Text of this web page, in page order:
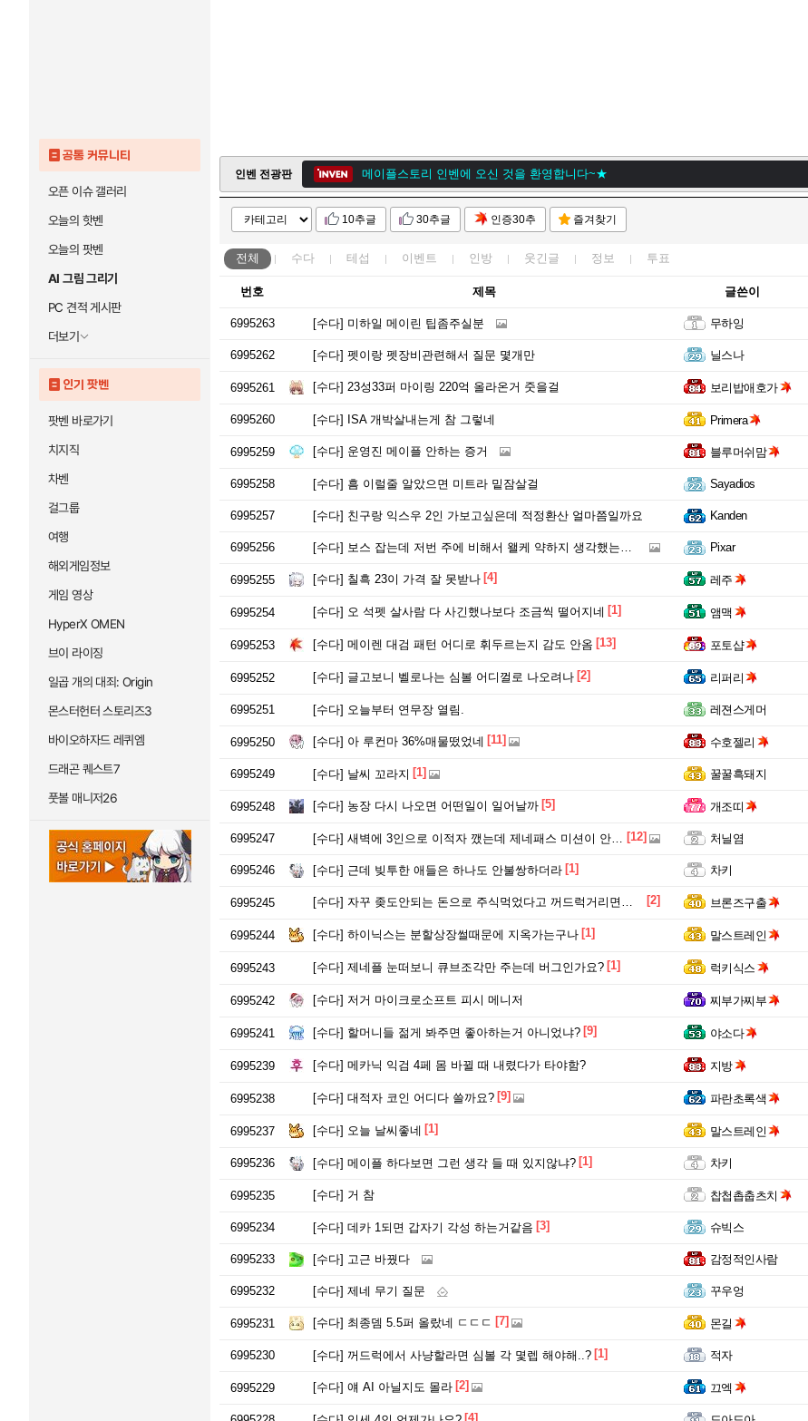
공통 커뮤니티
오픈 이슈 갤러리
오늘의 핫벤
오늘의 팟벤
AI 그림 그리기
PC 견적 게시판
더보기
인기 팟벤
팟벤 바로가기
치지직
차벤
걸그룹
여행
해외게임정보
게임 영상
HyperX OMEN
브이 라이징
일곱 개의 대죄: Origin
몬스터헌터 스토리즈3
바이오하자드 레퀴엠
드래곤 퀘스트7
풋볼 매니저26
인벤 전광판
메이플스토리 인벤에 오신 것을 환영합니다~★
메이플스토리 인벤에 오신 것을 환영합니다~★
10추글 30추글 인증30추 즐겨찾기
전체 수다 테섭 이벤트 인방 웃긴글 정보 투표
번호 제목 글쓴이
6995263 [수다] 미하일 메이린 팁좀주실분 무하잉
6995262 [수다] 펫이랑 펫장비관련해서 질문 몇개만 닐스나
6995261 [수다] 23성33퍼 마이링 220억 올라온거 줏을걸 보리밥애호가
6995260 [수다] ISA 개박살내는게 참 그렇네 Primera
6995259 [수다] 운영진 메이플 안하는 증거 블루머쉬맘
6995258 [수다] 흠 이럴줄 알았으면 미트라 밑잠살걸 Sayadios
6995257 [수다] 친구랑 익스우 2인 가보고싶은데 적정환산 얼마쯤일까요 Kanden
6995256 [수다] 보스 잡는데 저번 주에 비해서 왤케 약하지 생각했는데 재획 프리셋으로 패고있었음 Pixar
6995255 [수다] 칠흑 23이 가격 잘 못받나 [4] 레주
6995254 [수다] 오 석펫 살사람 다 사긴했나보다 조금씩 떨어지네 [1] 앰맥
6995253 [수다] 메이렌 대검 패턴 어디로 휘두르는지 감도 안옴 [13] 포토샵
6995252 [수다] 글고보니 벨로나는 심볼 어디껄로 나오려나 [2] 리퍼리
6995251 [수다] 오늘부터 연무장 열림. 레젼스게머
6995250 [수다] 아 루컨마 36%매물떴었네 [11] 수호젤리
6995249 [수다] 날씨 꼬라지 [1] 꿀꿀흑돼지
6995248 [수다] 농장 다시 나오면 어떤일이 일어날까 [5] 개조띠
6995247 [수다] 새벽에 3인으로 이적자 깼는데 제네패스 미션이 안깨졌음 [12] 처닐염
6995246 [수다] 근데 빚투한 애들은 하나도 안불쌍하더라 [1] 차키
6995245 [수다] 자꾸 좆도안되는 돈으로 주식먹었다고 꺼드럭거리면서 잃은애들 병신이라는 애 있는데 ㅋㅋㅋㅋ [2] 브론즈구출
6995244 [수다] 하이닉스는 분할상장썰때문에 지옥가는구나 [1] 말스트레인
6995243 [수다] 제네플 눈떠보니 큐브조각만 주는데 버그인가요? [1] 럭키식스
6995242 [수다] 저거 마이크로소프트 피시 메니저 찌부가찌부
6995241 [수다] 할머니들 젊게 봐주면 좋아하는거 아니었냐? [9] 야소다
6995239 [수다] 메카닉 익검 4페 몸 바뀔 때 내렸다가 타야함? 지방
6995238 [수다] 대적자 코인 어디다 쓸까요? [9] 파란초록색
6995237 [수다] 오늘 날씨좋네 [1] 말스트레인
6995236 [수다] 메이플 하다보면 그런 생각 들 때 있지않냐? [1] 차키
6995235 [수다] 거 참 찹첩촙춥츠치
6995234 [수다] 데카 1되면 갑자기 각성 하는거같음 [3] 슈빅스
6995233 [수다] 고근 바꿨다 감정적인사람
6995232 [수다] 제네 무기 질문 꾸우엉
6995231 [수다] 최종뎀 5.5퍼 올랐네 ㄷㄷㄷ [7] 몬길
6995230 [수다] 꺼드럭에서 사냥할라면 심볼 각 몇렙 해야해..? [1] 적자
6995229 [수다] 얘 AI 아닐지도 몰라 [2] 끄엑
[4]